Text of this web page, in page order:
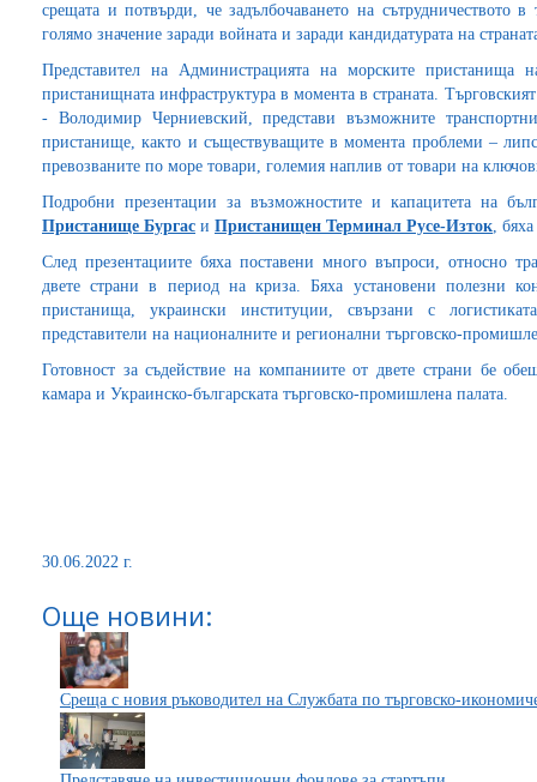
срещата и потвърди, че задълбочаването на сътрудничеството
голямо значение заради войната и заради кандидатурата на
Представител на Администрацията на морските пристанища
пристанищната инфраструктура в момента в страната.
- Володимир Черниевский, представи възможните
пристанище, както и съществуващите в момента проблеми –
превозваните по море товари, големия наплив от товари на
Подробни презентации за възможностите и капацитета на
Пристанище Бургас и Пристанищен Терминал Русе-Изток,
След презентациите бяха поставени много въпроси, относно
двете страни в период на криза. Бяха установени полезни
пристанища, украински институции, свързани с
представители на националните и регионални търговско-
Готовност за съдействие на компаниите от двете страни бе
камара и Украинско-българската търговско-промишлена палата.
30.06.2022 г.
Още новини:
Среща с новия ръководител на Службата по търговско-